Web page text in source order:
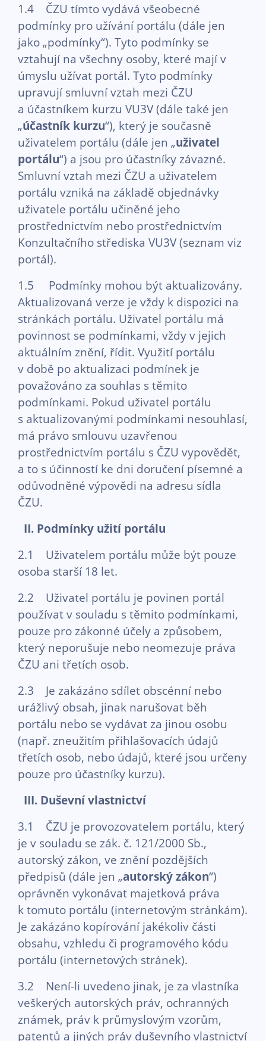
1.4 ČZU tímto vydává všeobecné
podmínky pro užívání portálu (dále jen
jako „podmínky“). Tyto podmínky se
vztahují na všechny osoby, které mají v
úmyslu užívat portál. Tyto podmínky
upravují smluvní vztah mezi ČZU
a účastníkem kurzu VU3V (dále také jen
„účastník kurzu“), který je současně
uživatelem portálu (dále jen „uživatel
portálu“) a jsou pro účastníky závazné.
Smluvní vztah mezi ČZU a uživatelem
portálu vzniká na základě objednávky
uživatele portálu učiněné jeho
prostřednictvím nebo prostřednictvím
Konzultačního střediska VU3V (seznam viz
portál).
1.5 Podmínky mohou být aktualizovány.
Aktualizovaná verze je vždy k dispozici na
stránkách portálu. Uživatel portálu má
povinnost se podmínkami, vždy v jejich
aktuálním znění, řídit. Využití portálu
v době po aktualizaci podmínek je
považováno za souhlas s těmito
podmínkami. Pokud uživatel portálu
s aktualizovanými podmínkami nesouhlasí,
má právo smlouvu uzavřenou
prostřednictvím portálu s ČZU vypovědět,
a to s účinností ke dni doručení písemné a
odůvodněné výpovědi na adresu sídla
ČZU.
II. Podmínky užití portálu
2.1 Uživatelem portálu může být pouze
osoba starší 18 let.
2.2 Uživatel portálu je povinen portál
používat v souladu s těmito podmínkami,
pouze pro zákonné účely a způsobem,
který neporušuje nebo neomezuje práva
ČZU ani třetích osob.
2.3 Je zakázáno sdílet obscénní nebo
urážlivý obsah, jinak narušovat běh
portálu nebo se vydávat za jinou osobu
(např. zneužitím přihlašovacích údajů
třetích osob, nebo údajů, které jsou určeny
pouze pro účastníky kurzu).
III. Duševní vlastnictví
3.1 ČZU je provozovatelem portálu, který
je v souladu se zák. č. 121/2000 Sb.,
autorský zákon, ve znění pozdějších
předpisů (dále jen „autorský zákon“)
oprávněn vykonávat majetková práva
k tomuto portálu (internetovým stránkám).
Je zakázáno kopírování jakékoliv části
obsahu, vzhledu či programového kódu
portálu (internetových stránek).
3.2 Není-li uvedeno jinak, je za vlastníka
veškerých autorských práv, ochranných
známek, práv k průmyslovým vzorům,
patentů a jiných práv duševního vlastnictví